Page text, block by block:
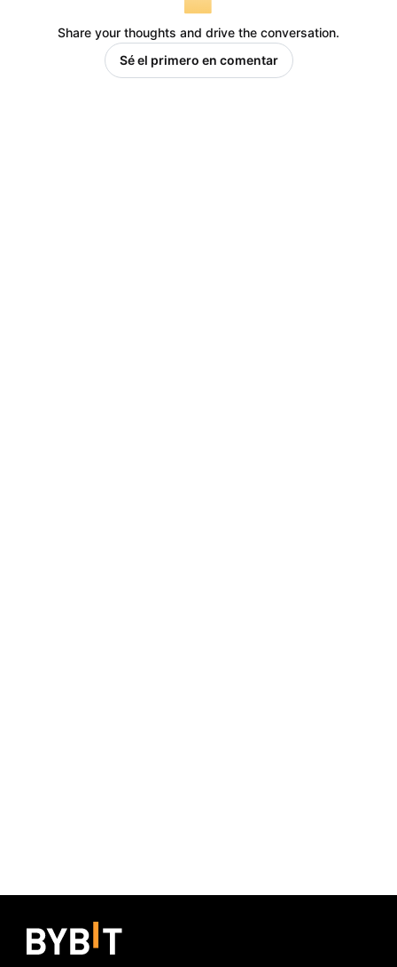
Share your thoughts and drive the conversation.
Sé el primero en comentar